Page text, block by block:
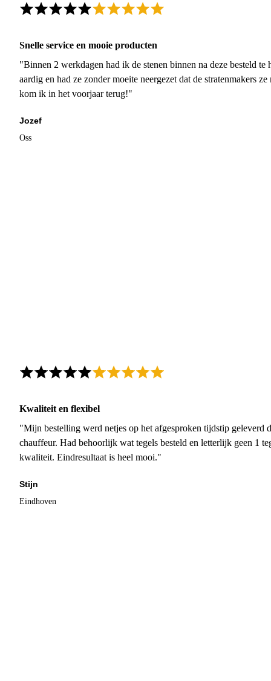
Snelle service en mooie producten
"Binnen 2 werkdagen had ik de stenen binnen na deze besteld
aardig en had ze zonder moeite neergezet dat de stratenmakers
kom ik in het voorjaar terug!"
Jozef
Oss
Kwaliteit en flexibel
"Mijn bestelling werd netjes op het afgesproken tijdstip geleverd
chauffeur. Had behoorlijk wat tegels besteld en letterlijk geen 1
kwaliteit. Eindresultaat is heel mooi."
Stijn
Eindhoven